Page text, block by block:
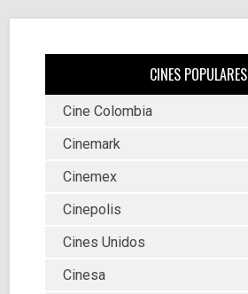
CINES POPULARES
Cine Colombia
Cinemark
Cinemex
Cinepolis
Cines Unidos
Cinesa